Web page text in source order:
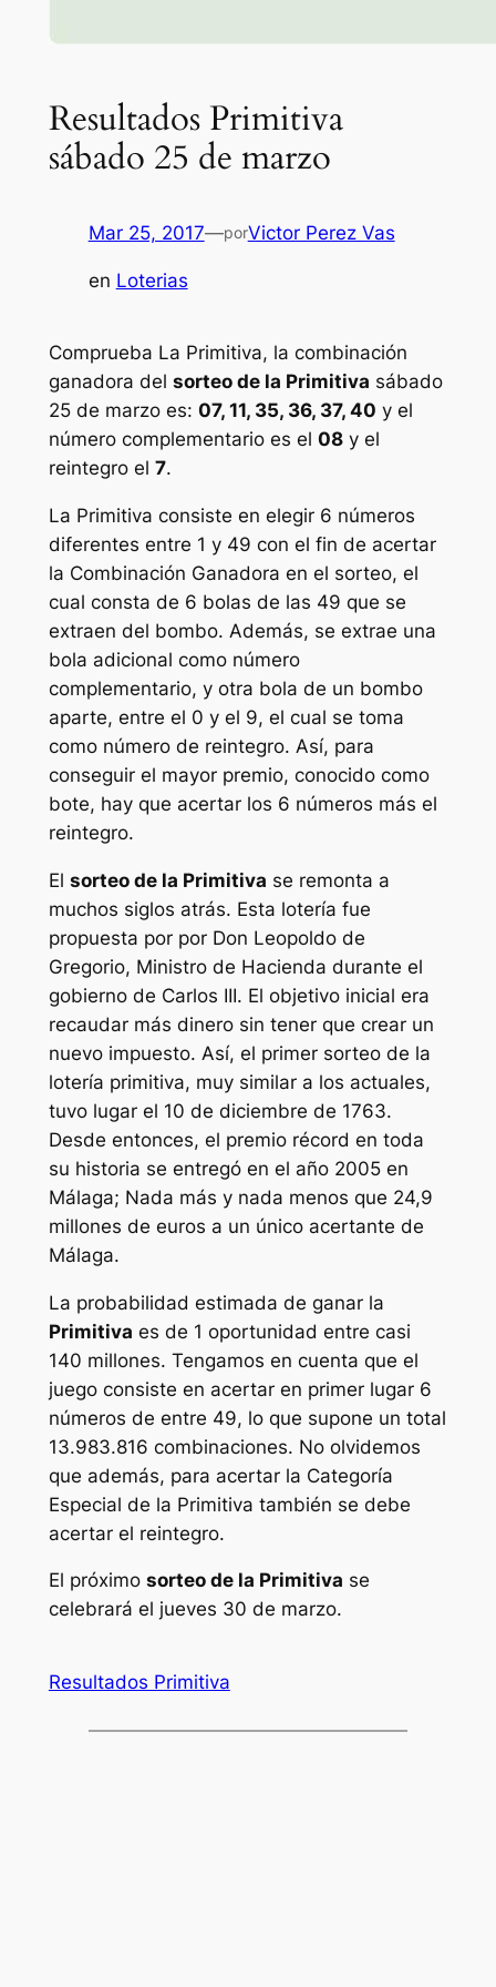
Resultados Primitiva
sábado 25 de marzo
Mar 25, 2017—porVictor Perez Vas
en Loterias
Comprueba La Primitiva, la combinación
ganadora del sorteo de la Primitiva sábado
25 de marzo es: 07, 11, 35, 36, 37, 40 y el
número complementario es el 08y el
reintegro el 7.
La Primitiva consiste en elegir 6 números
diferentes entre 1 y 49 con el fin de acertar
la Combinación Ganadora en el sorteo, el
cual consta de 6 bolas de las 49 que se
extraen del bombo. Además, se extrae una
bola adicional como número
complementario, y otra bola de un bombo
aparte, entre el 0 y el 9, el cual se toma
como número de reintegro. Así, para
conseguir el mayor premio, conocido como
bote, hay que acertar los 6 números más el
reintegro.
El sorteo de la Primitiva se remonta a
muchos siglos atrás. Esta lotería fue
propuesta por por Don Leopoldo de
Gregorio, Ministro de Hacienda durante el
gobierno de Carlos III. El objetivo inicial era
recaudar más dinero sin tener que crear un
nuevo impuesto. Así, el primer sorteo de la
lotería primitiva, muy similar a los actuales,
tuvo lugar el 10 de diciembre de 1763.
Desde entonces, el premio récord en toda
su historia se entregó en el año 2005 en
Málaga; Nada más y nada menos que 24,9
millones de euros a un único acertante de
Málaga.
La probabilidad estimada de ganar la
Primitiva es de 1 oportunidad entre casi
140 millones. Tengamos en cuenta que el
juego consiste en acertar en primer lugar 6
números de entre 49, lo que supone un total
13.983.816 combinaciones. No olvidemos
que además, para acertar la Categoría
Especial de la Primitiva también se debe
acertar el reintegro.
El próximo sorteo de la Primitiva se
celebrará el jueves 30 de marzo.
Resultados Primitiva